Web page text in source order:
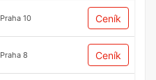
Praha 10 Ceník
Praha 8 Ceník